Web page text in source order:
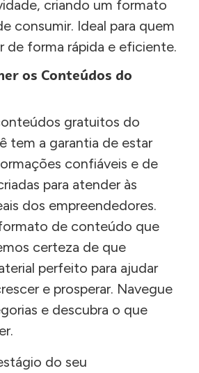
criando um formato
consumir. Ideal para quem
de forma rápida e eficiente.
os Conteúdos do
gratuitos do
tem a garantia de estar
confiáveis e de
para atender às
dos empreendedores.
de conteúdo que
certeza de que
perfeito para ajudar
e prosperar. Navegue
e descubra o que
do seu